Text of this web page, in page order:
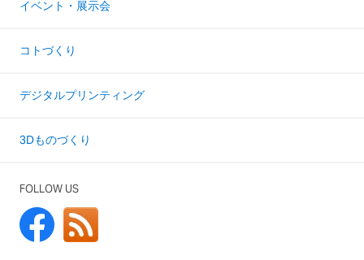
イベント・展示会
コトづくり
デジタルプリンティング
3Dものづくり
FOLLOW US